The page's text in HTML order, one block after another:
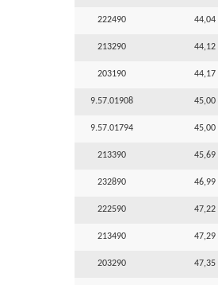
222490 44,04
213290 44,12
203190 44,17
9.57.01908 45,00
9.57.01794 45,00
213390 45,69
232890 46,99
222590 47,22
213490 47,29
203290 47,35